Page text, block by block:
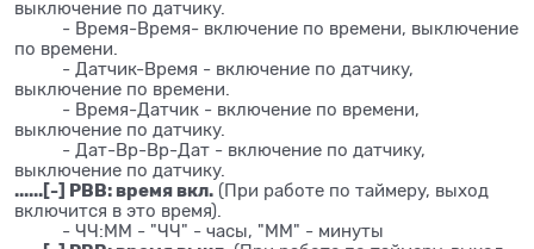
выключение по датчику.
- Время-Время- включение по времени, выключение
по времени.
- Датчик-Время - включение по датчику,
выключение по времени.
- Время-Датчик - включение по времени,
выключение по датчику.
- Дат-Вр-Вр-Дат - включение по датчику,
выключение по датчику.
......[-] РВВ: время вкл. (При работе по таймеру, выход
включится в это время).
- ЧЧ:ММ - "ЧЧ" - часы, "ММ" - минуты